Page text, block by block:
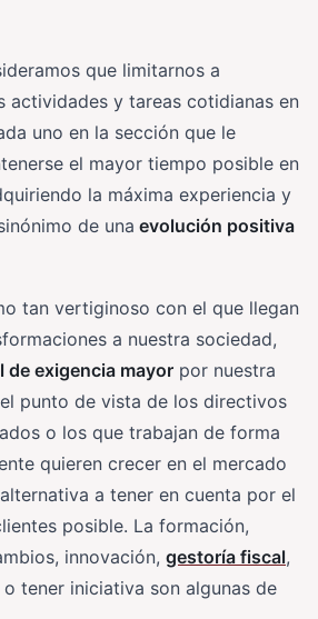
que limitarnos a
actividades y tareas cotidianas en
uno en la sección que le
el mayor tiempo posible en
la máxima experiencia y
de una evolución positiva
tan vertiginoso con el que llegan
a nuestra sociedad,
de exigencia mayor por nuestra
punto de vista de los directivos
o los que trabajan de forma
quieren crecer en el mercado
a tener en cuenta por el
posible. La formación,
innovación, gestoría fiscal,
tener iniciativa son algunas de